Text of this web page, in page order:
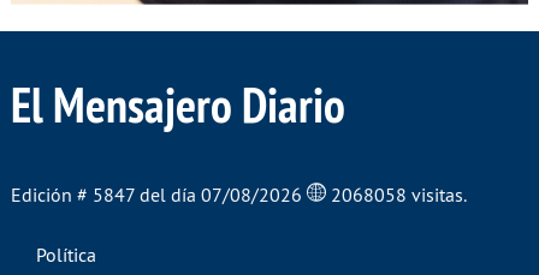
El Mensajero Diario
Edición # 5847 del día 07/08/2026 2068058 visitas.
Política